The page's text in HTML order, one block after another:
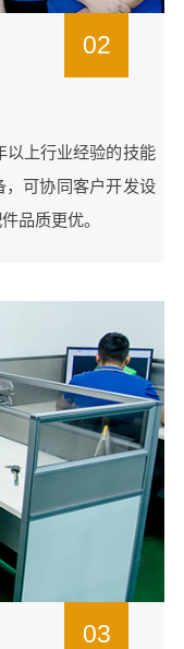
02
以上行业经验的技能
，可协同客户开发设
品质更优。
03